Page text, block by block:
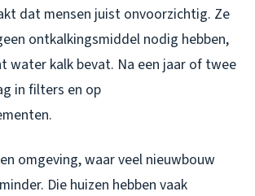
dat mensen juist onvoorzichtig. Ze
ontkalkingsmiddel nodig hebben,
water kalk bevat. Na een jaar of twee
in filters en op
omgeving, waar veel nieuwbouw
Die huizen hebben vaak